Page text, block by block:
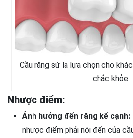
Cầu răng sứ là lựa chọn cho
chắc khỏe
Nhược điểm:
Ảnh hưởng đến răng kế cạnh:
nhược điểm phải nói đến của